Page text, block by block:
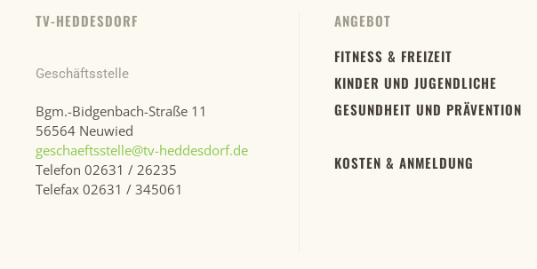
TV-HEDDESDORF
Geschäftsstelle
Bgm.-Bidgenbach-Straße 11
56564 Neuwied
geschaeftsstelle@tv-heddesdorf.de
Telefon 02631 / 26235
Telefax 02631 / 345061
ANGEBOT
FITNESS & FREIZEIT
KINDER UND JUGENDLICHE
GESUNDHEIT UND PRÄVENTION
KOSTEN & ANMELDUNG